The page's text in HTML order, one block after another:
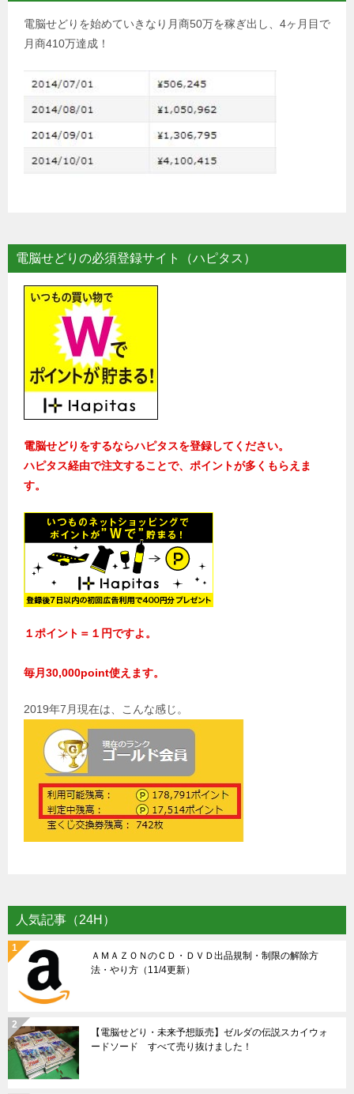
電脳せどりを始めていきなり月商50万を稼ぎ出し、4ヶ月目で
月商410万達成！
電脳せどりの必須登録サイト（ハピタス）
電脳せどりをするならハピタスを登録してください。
ハピタス経由で注文することで、ポイントが多くもらえま
す。
１ポイント＝１円ですよ。
毎月30,000point使えます。
2019年7月現在は、こんな感じ。
人気記事（24H）
ＡＭＡＺＯＮのＣＤ・ＤＶＤ出品規制・制限の解除方
法・やり方（11/4更新）
【電脳せどり・未来予想販売】ゼルダの伝説スカイウォ
ードソード すべて売り抜けました！